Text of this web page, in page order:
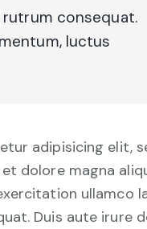
consequat.
luctus
adipisicing elit,
dolore magna
ullamco
Duis aute irure